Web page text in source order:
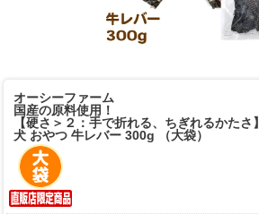
オーシーファーム
国産の原料使用！
【硬さ＞２：手で折れる、ちぎれるかたさ】
犬 おやつ 牛レバー 300g （大袋）